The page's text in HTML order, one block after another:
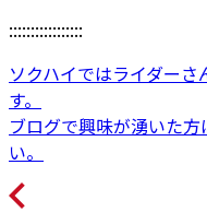
:::::::::::::::::
ソクハイではライダー
す。
ブログで興味が湧いた
い。